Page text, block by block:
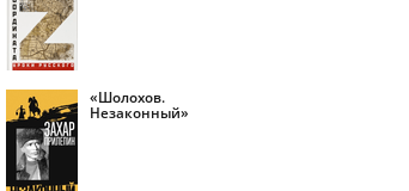
«Шолохов.
Незаконный»